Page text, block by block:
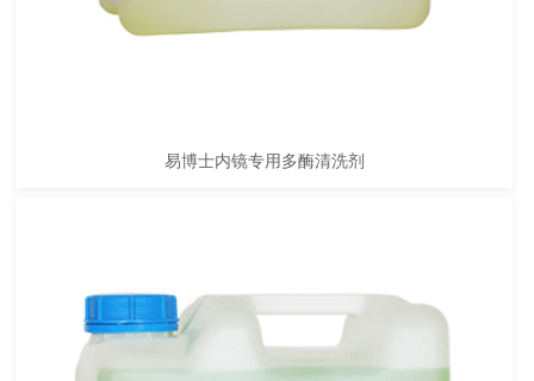
易博士内镜专用多酶清洗剂